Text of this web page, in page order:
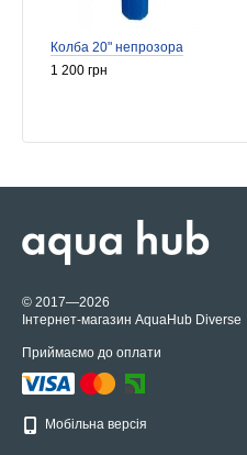
Колба 20" непрозора
1 200 грн
© 2017—2026
Інтернет-магазин AquaHub Diverse
Приймаємо до оплати
Мобільна версія